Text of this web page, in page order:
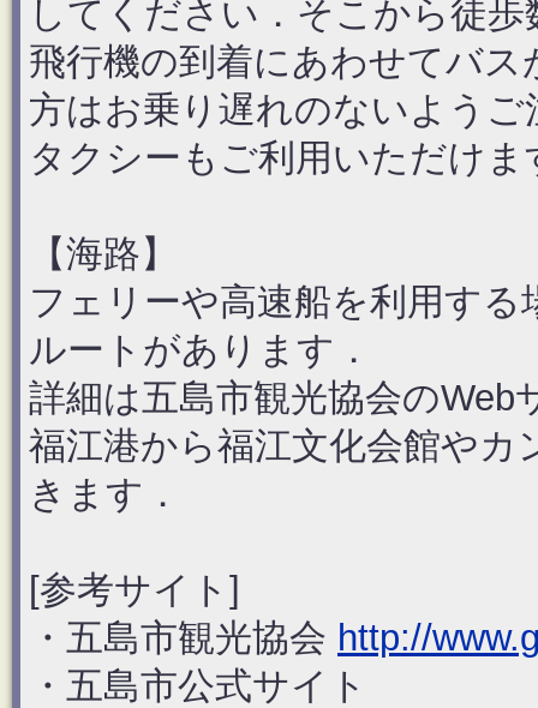
してください．そこから徒歩
飛行機の到着にあわせてバ
方はお乗り遅れのないようご
タクシーもご利用いただけま
【海路】
フェリーや高速船を利用す
ルートがあります．
詳細は五島市観光協会の
福江港から福江文化会館や
きます．
[参考サイト]
・五島市観光協会 http://
・五島市公式サイト